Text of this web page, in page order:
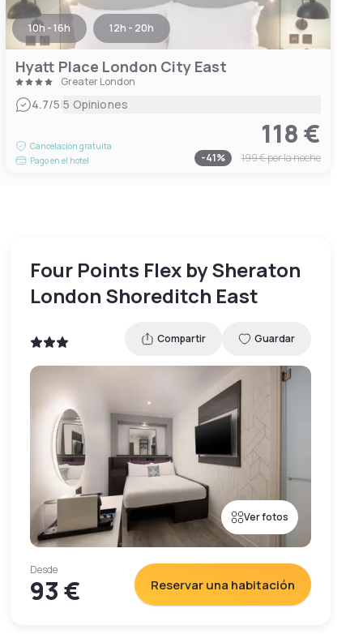
10h - 16h 12h - 20h
Hyatt Place London City East
Greater London
4.7/5|5 Opiniones
Cancelación gratuita
Pago en el hotel
118 €
-41% 199 €por la noche
Four Points Flex by Sheraton
London Shoreditch East
Compartir Guardar
Ver fotos
Desde
93 € Reservar una habitación